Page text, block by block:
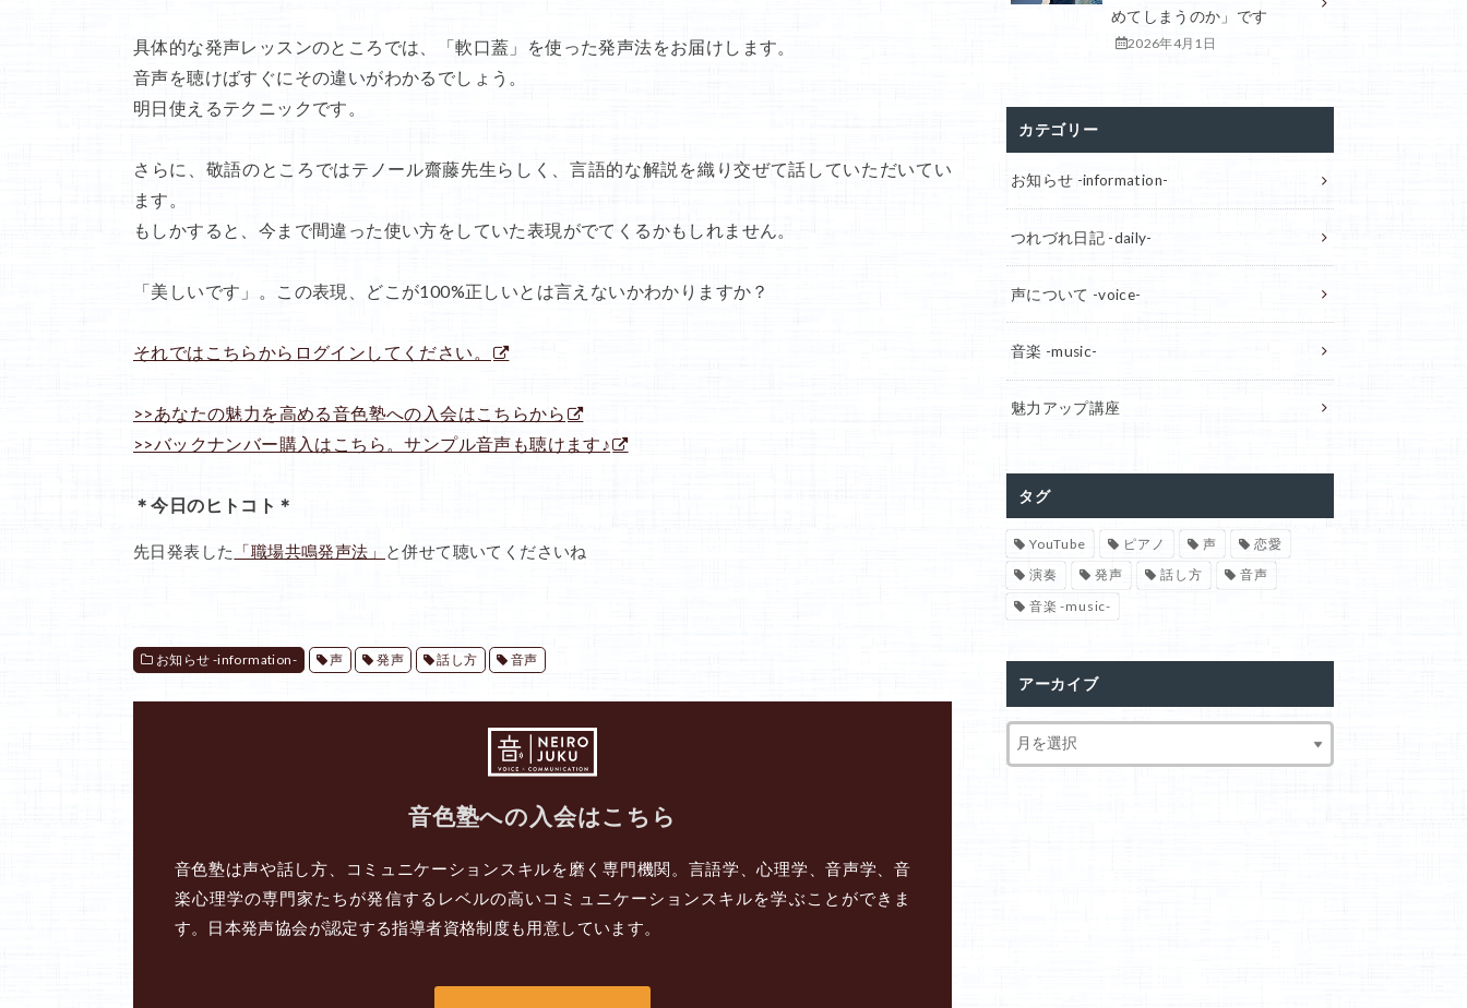
具体的な発声レッスンのところでは、「軟口蓋」を使った発声法をお届けします。
音声を聴けばすぐにその違いがわかるでしょう。
明日使えるテクニックです。
さらに、敬語のところではテノール齋藤先生らしく、言語的な解説を織り交ぜて話していただいてい
ます。
もしかすると、今まで間違った使い方をしていた表現がでてくるかもしれません。
「美しいです」。この表現、どこが100%正しいとは言えないかわかりますか？
それではこちらからログインしてください。
>>あなたの魅力を高める音色塾への入会はこちらから
>>バックナンバー購入はこちら。サンプル音声も聴けます♪
＊今日のヒトコト＊
先日発表した 「職場共鳴発声法」 と併せて聴いてくださいね
お知らせ -information- 声 発声 話し方 音声
音色塾への入会はこちら
音色塾は声や話し方、コミュニケーションスキルを磨く専門機関。言語学、心理学、音声学、音
楽心理学の専門家たちが発信するレベルの高いコミュニケーションスキルを学ぶことができま
す。日本発声協会が認定する指導者資格制度も用意しています。
めてしまうのか」です
2026年4月1日
カテゴリー
お知らせ -information-
つれづれ日記 -daily-
声について -voice-
音楽 -music-
魅力アップ講座
タグ
YouTube ピアノ 声
恋愛
演奏
発声 話し方
音声
音楽 -music-
アーカイブ